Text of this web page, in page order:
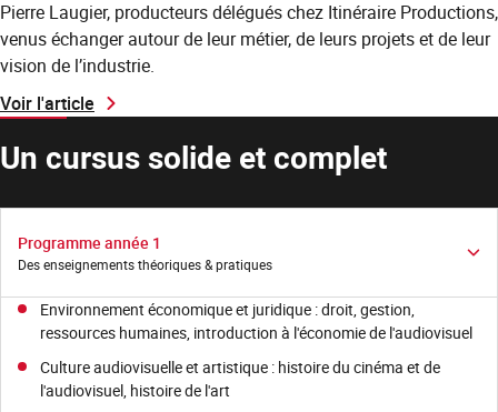
Pierre Laugier, producteurs délégués chez Itinéraire Productions,
venus échanger autour de leur métier, de leurs projets et de leur
vision de l’industrie.
Voir l'article
Un cursus solide et complet
Programme année 1
Des enseignements théoriques & pratiques
Environnement économique et juridique : droit, gestion,
ressources humaines, introduction à l'économie de l'audiovisuel
Culture audiovisuelle et artistique : histoire du cinéma et de
l'audiovisuel, histoire de l'art